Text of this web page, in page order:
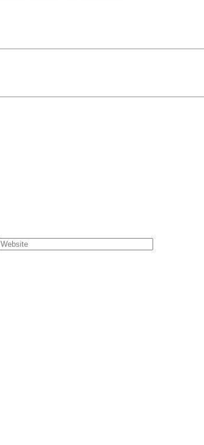
Website